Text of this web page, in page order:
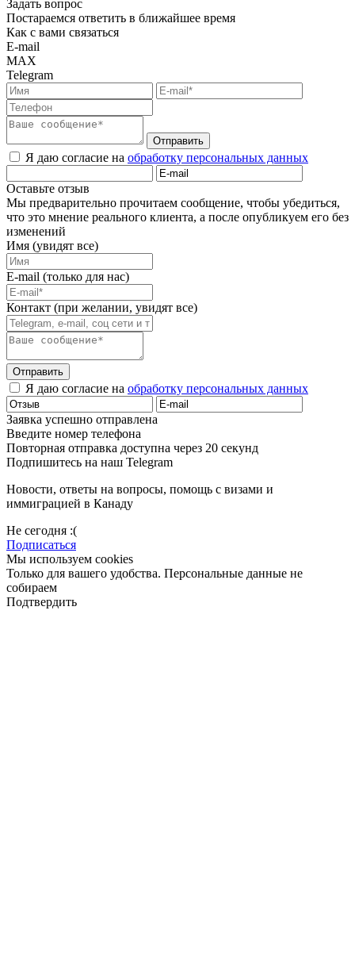
Задать вопрос
Постараемся ответить в ближайшее время
Как с вами связаться
E-mail
MAX
Telegram
Отправить
Я даю согласие на обработку персональных данных
Оставьте отзыв
Мы предварительно прочитаем сообщение, чтобы убедиться,
что это мнение реального клиента, а после опубликуем его без
изменений
Имя (увидят все)
E-mail (только для нас)
Контакт (при желании, увидят все)
Отправить
Я даю согласие на обработку персональных данных
Заявка успешно отправлена
Введите номер телефона
Повторная отправка доступна через 20 секунд
Подпишитесь на наш Telegram
Новости, ответы на вопросы, помощь с визами и
иммиграцией в Канаду
Не сегодня :(
Подписаться
Мы используем cookies
Только для вашего удобства. Персональные данные не
собираем
Подтвердить